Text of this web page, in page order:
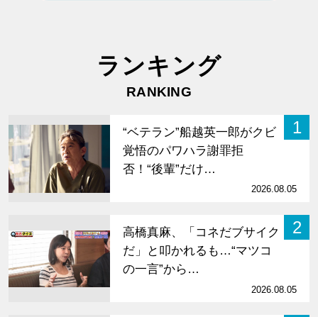
ランキング
RANKING
1
“ベテラン”船越英一郎がクビ
覚悟のパワハラ謝罪拒
否！“後輩”だけ…
2026.08.05
2
高橋真麻、「コネだブサイク
だ」と叩かれるも…“マツコ
の一言”から…
2026.08.05